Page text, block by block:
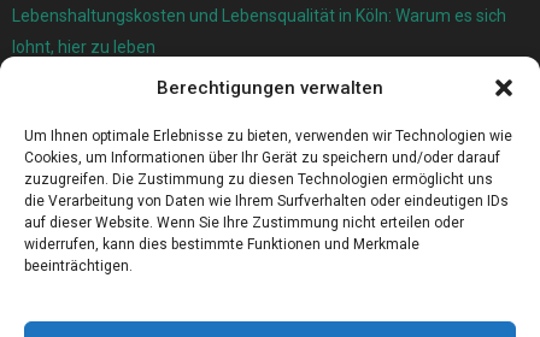
Berechtigungen verwalten
Um Ihnen optimale Erlebnisse zu bieten, verwenden wir Technologien wie
Cookies, um Informationen über Ihr Gerät zu speichern und/oder darauf
zuzugreifen. Die Zustimmung zu diesen Technologien ermöglicht uns
die Verarbeitung von Daten wie Ihrem Surfverhalten oder eindeutigen IDs
auf dieser Website. Wenn Sie Ihre Zustimmung nicht erteilen oder
widerrufen, kann dies bestimmte Funktionen und Merkmale
beeinträchtigen.
Lebenshaltungskosten und Lebensqualität in Köln: Warum es sich
lohnt, hier zu leben
Ersatzfedern für Ihr Trampolin
Holländischer Stoffmarkt in Ihrer Nähe